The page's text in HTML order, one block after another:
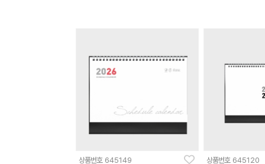
상품번호 645149 상품번호 645120